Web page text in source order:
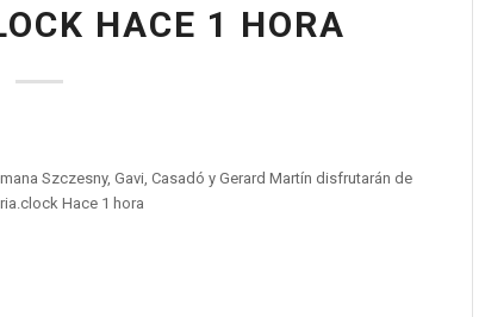
HACE 1 HORA
Szczesny, Gavi, Casadó y Gerard Martín disfrutarán de
Hace 1 hora